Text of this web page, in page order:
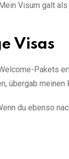
Visum galt
Visas
Pakets
übergab meinen
du ebenso